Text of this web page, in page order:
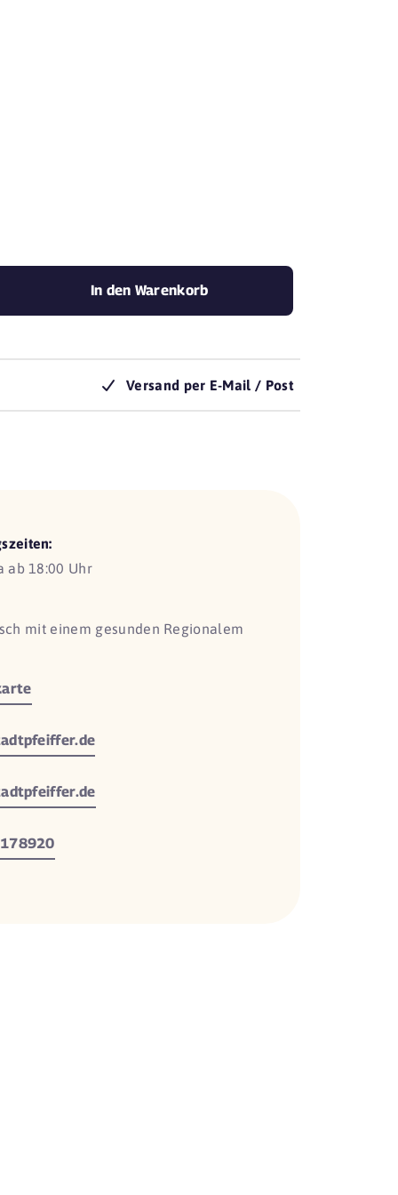
In den Warenkorb
Versand per E-Mail / Post
ab 18:00 Uhr
mit einem gesunden Regionalem